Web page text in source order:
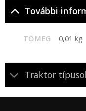
További
TÖMEG 0,01 kg
Traktor